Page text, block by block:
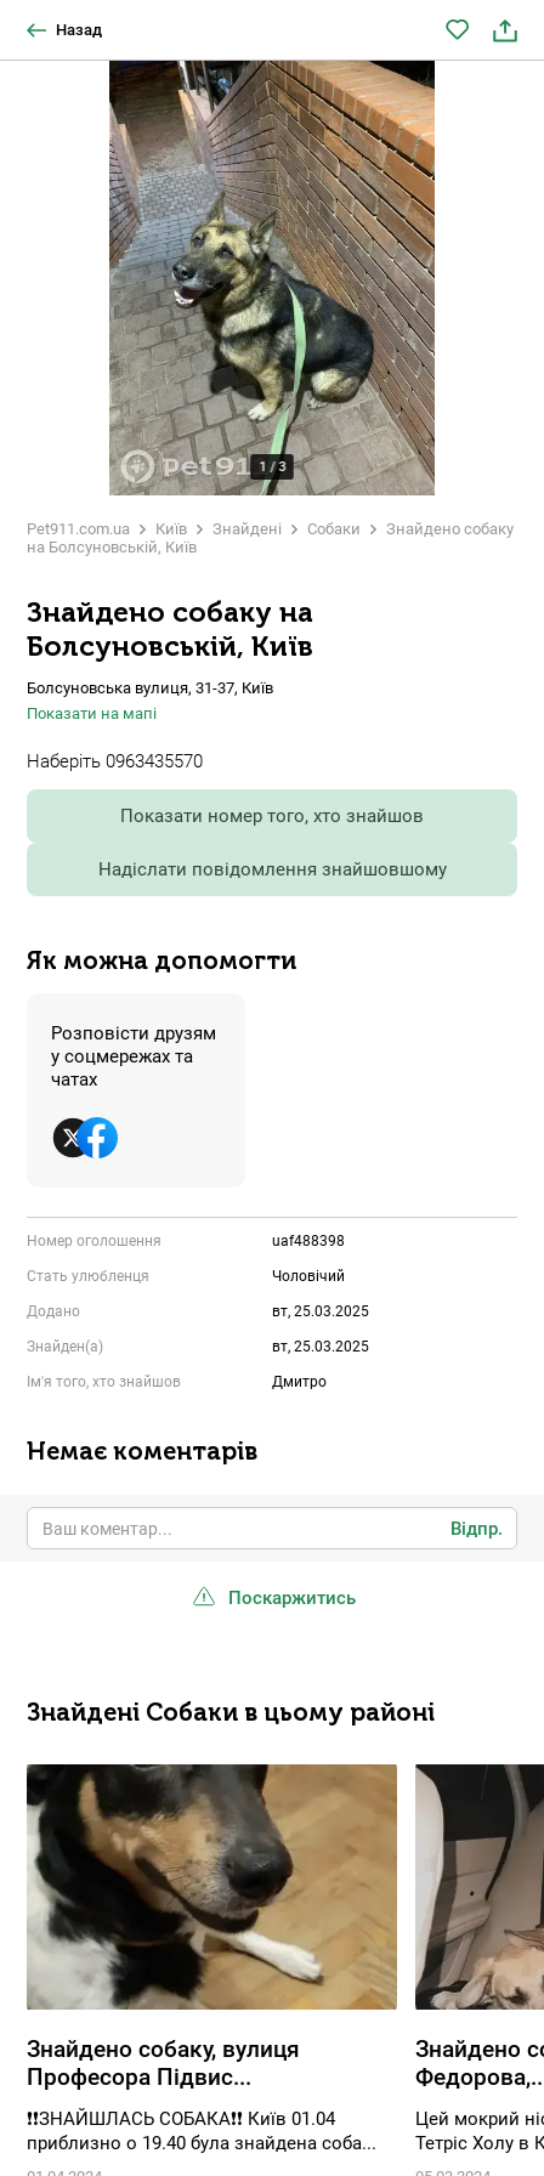
Назад
1 /3
Pet911.com.ua Київ Знайдені Собаки
Знайдено собаку
на Болсуновській, Київ
Знайдено собаку на
Болсуновській, Київ
Болсуновська вулиця, 31-37, Київ
Показати на мапі
Наберіть 0963435570
Показати номер того, хто знайшов
Надіслати повідомлення знайшовшому
Як можна допомогти
Розповісти друзям
у соцмережах та
чатах
Номер оголошення uaf488398
Стать улюбленця Чоловічий
Додано вт, 25.03.2025
Знайден(а) вт, 25.03.2025
Ім'я того, хто знайшов Дмитро
Немає коментарів
Відпр.
Поскаржитись
Знайдені Собаки в цьому районі
Знайдено собаку, вулиця
Професора Підвис...
❗❗ЗНАЙШЛАСЬ СОБАКА❗❗ Київ 01.04
приблизно о 19.40 була знайдена соба...
Знайдено
Цей мокрий
Тетріс Холу в